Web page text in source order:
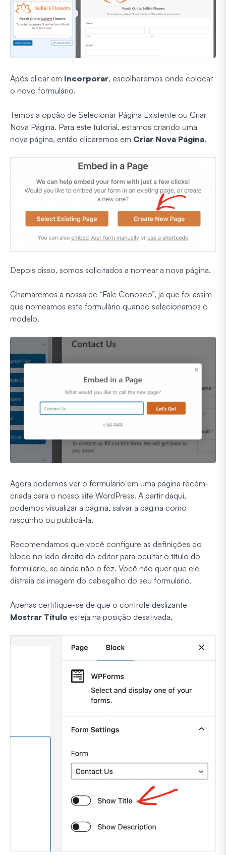
Após clicar em Incorporar, escolheremos onde colocar
o novo formulário.
Temos a opção de Selecionar Página Existente ou Criar
Nova Página. Para este tutorial, estamos criando uma
nova página, então clicaremos em Criar Nova Página.
Depois disso, somos solicitados a nomear a nova página.
Chamaremos a nossa de “Fale Conosco”, já que foi assim
que nomeamos este formulário quando selecionamos o
modelo.
Agora podemos ver o formulário em uma página recém-
criada para o nosso site WordPress. A partir daqui,
podemos visualizar a página, salvar a página como
rascunho ou publicá-la.
Recomendamos que você configure as definições do
bloco no lado direito do editor para ocultar o título do
formulário, se ainda não o fez. Você não quer que ele
distraia da imagem do cabeçalho do seu formulário.
Apenas certifique-se de que o controle deslizante
Mostrar Título esteja na posição desativada.